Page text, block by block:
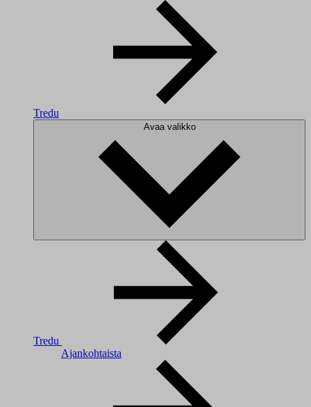
Tredu
Avaa valikko
Tredu
Ajankohtaista